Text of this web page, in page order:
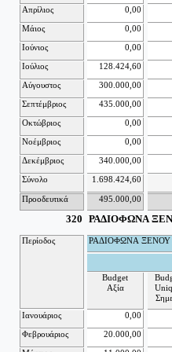
Απρίλιος
Μάιος
Ιούνιος
Ιούλιος
Αύγουστος
Σεπτέμβριος
Οκτώβριος
Νοέμβριος
Δεκέμβριος
Σύνολο
0,00
0,00
0,00
128.424,60
300.000,00
435.000,00
0,00
0,00
340.000,00
1.698.424,60
Προοδευτικά 495.000,00
320 ΡΑΔΙΟΦΩΝΑ
Budget
Αξία
Ιανουάριος
Φεβρουάριος
0,00
20.000,00
Περίοδος
ΡΑΔΙΟΦΩΝΑ ΞΕΝΟΥ